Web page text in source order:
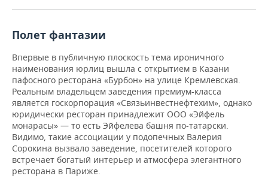
ВОЛЕЙБОЛ
КИБЕРСПОРТ
ФИГУРНОЕ КАТАНИЕ
ВОДНЫЕ ВИДЫ СПОРТА
ИСТОРИЯ
КУЛЬТУРА
МЕДИЦИНА
ОБРАЗОВАНИЕ
СПИСОК ПЕРСОН
СПИСОК КОМПАНИЙ
ПОЛНАЯ ВЕРСИЯ
Полет фантазии
Впервые в публичную плоскость тема ироничного
наименования юрлиц вышла с открытием в Казани
пафосного ресторана «Бурбон» на улице Кремлевская.
Реальным владельцем заведения премиум-класса
является госкорпорация «Связьинвестнефтехим», однако
юридически ресторан принадлежит ООО «Эйфель
монарасы» — то есть Эйфелева башня по-татарски.
Видимо, такие ассоциации у подопечных Валерия
Сорокина вызвало заведение, посетителей которого
встречает богатый интерьер и атмосфера элегантного
ресторана в Париже.